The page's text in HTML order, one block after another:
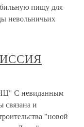
пищу для
невольничьих
С невиданным
связана и
"новой